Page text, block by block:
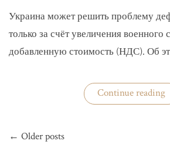
Украина может решить проблему
только за счёт увеличения военного
добавленную стоимость (НДС). Об
Continue reading
по
← Older posts